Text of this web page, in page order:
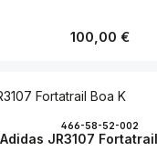
Regulärer Preis:
100,00 €
466-58-52-002
Adidas JR3107